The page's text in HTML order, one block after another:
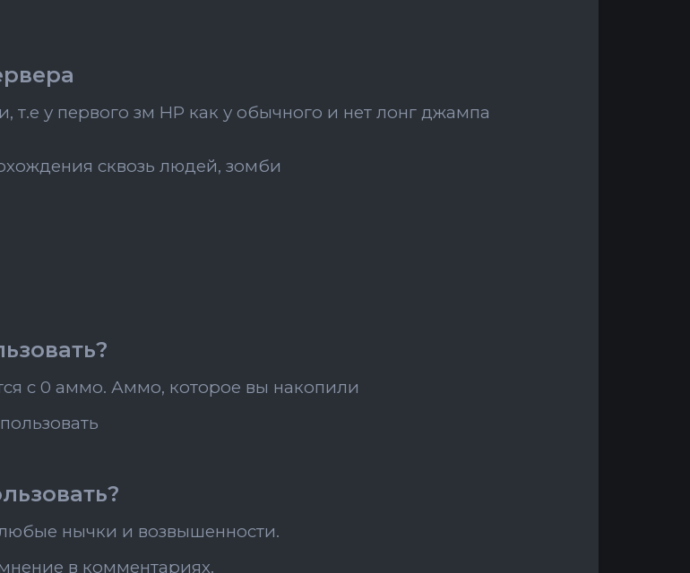
у первого зм HP как у обычного и нет лонг джампа
сквозь людей, зомби
с 0 аммо. Аммо, которое вы накопили
нычки и возвышенности.
в комментариях.